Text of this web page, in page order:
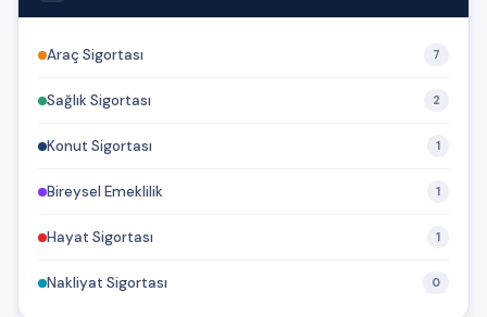
Araç Sigortası 7
Sağlık Sigortası 2
Konut Sigortası 1
Bireysel Emeklilik 1
Hayat Sigortası 1
Nakliyat Sigortası 0